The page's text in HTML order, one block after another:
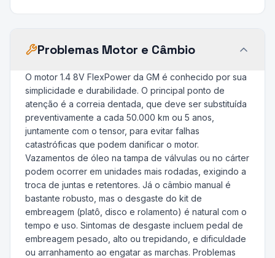
Problemas Motor e Câmbio
O motor 1.4 8V FlexPower da GM é conhecido por sua
simplicidade e durabilidade. O principal ponto de
atenção é a correia dentada, que deve ser substituída
preventivamente a cada 50.000 km ou 5 anos,
juntamente com o tensor, para evitar falhas
catastróficas que podem danificar o motor.
Vazamentos de óleo na tampa de válvulas ou no cárter
podem ocorrer em unidades mais rodadas, exigindo a
troca de juntas e retentores. Já o câmbio manual é
bastante robusto, mas o desgaste do kit de
embreagem (platô, disco e rolamento) é natural com o
tempo e uso. Sintomas de desgaste incluem pedal de
embreagem pesado, alto ou trepidando, e dificuldade
ou arranhamento ao engatar as marchas. Problemas